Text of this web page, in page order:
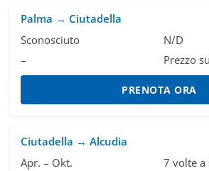
Palma → Ciutadella
Sconosciuto
N/D
–
Prezzo
PRENOTA ORA
Ciutadella → Alcudia
Apr. – Okt.
7 volte a